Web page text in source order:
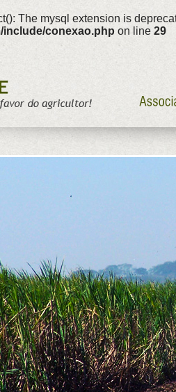
The mysql extension is
include/conexao.php on line 29